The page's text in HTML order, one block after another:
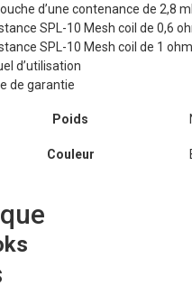
d’une contenance de 2,8 ml
SPL-10 Mesh coil de 0,6
SPL-10 Mesh coil de 1 ohm
d’utilisation
de garantie
Poids
Couleur